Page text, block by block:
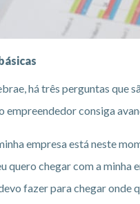
há três perguntas que
empreendedor consiga
empresa está neste
quero chegar com a minha
fazer para chegar onde